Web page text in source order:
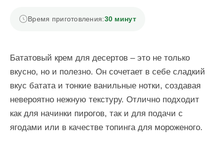
Время приготовления:30 минут
Бататовый крем для десертов – это не только
вкусно, но и полезно. Он сочетает в себе сладкий
вкус батата и тонкие ванильные нотки, создавая
невероятно нежную текстуру. Отлично подходит
как для начинки пирогов, так и для подачи с
ягодами или в качестве топинга для мороженого.